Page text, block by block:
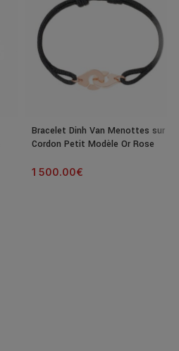
Bracelet Dinh Van Menottes sur
Cordon Petit Modèle Or Rose
1 500.00€